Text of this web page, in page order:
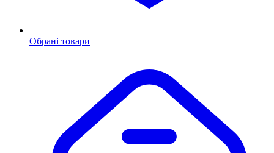
Обрані товари